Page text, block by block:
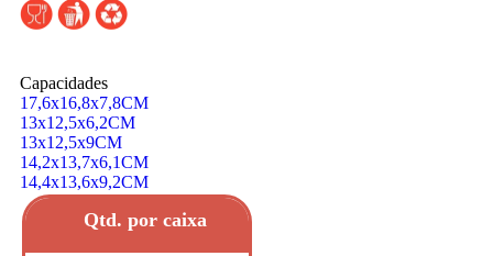
Capacidades
17,6x16,8x7,8CM
13x12,5x6,2CM
13x12,5x9CM
14,2x13,7x6,1CM
14,4x13,6x9,2CM
Qtd. por caixa